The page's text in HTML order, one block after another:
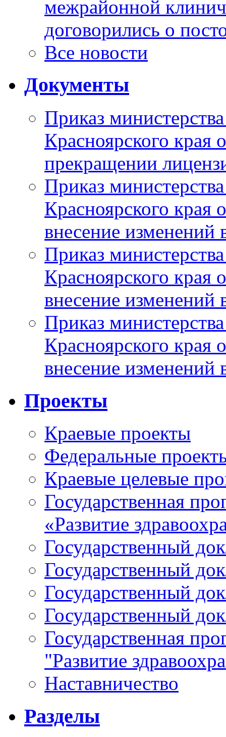
межрайонной
договорились о
Все новости
Документы
Приказ
Красноярского
прекращении
Приказ
Красноярского
внесение изменений
Приказ
Красноярского
внесение изменений
Приказ
Красноярского
внесение изменений
Проекты
Краевые проекты
Федеральные
Краевые целевые
Государственная
«Развитие
Государственный
Государственный
Государственный
Государственный
Государственная
"Развитие
Наставничество
Разделы